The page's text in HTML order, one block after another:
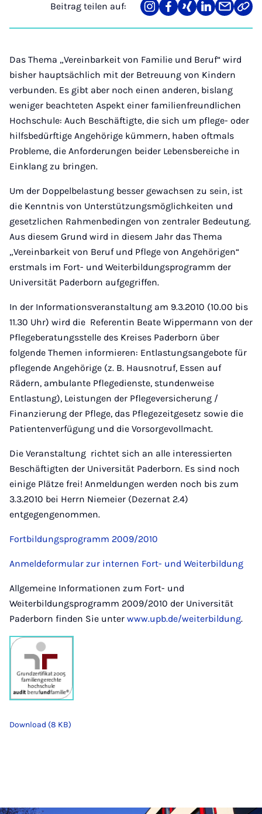
Beitrag teilen auf:
Teilen
auf
Teilen
auf
Teilen
auf
Teilen
auf
Teilen
über
Mail
Link
Das Thema „Vereinbarkeit von Familie und Beruf“ wird
bisher hauptsächlich mit der Betreuung von Kindern
verbunden. Es gibt aber noch einen anderen, bislang
weniger beachteten Aspekt einer familienfreundlichen
Hochschule: Auch Beschäftigte, die sich um pflege- oder
hilfsbedürftige Angehörige kümmern, haben oftmals
Probleme, die Anforderungen beider Lebensbereiche in
Einklang zu bringen.
Um der Doppelbelastung besser gewachsen zu sein, ist
die Kenntnis von Unterstützungsmöglichkeiten und
gesetzlichen Rahmenbedingen von zentraler Bedeutung.
Aus diesem Grund wird in diesem Jahr das Thema
„Vereinbarkeit von Beruf und Pflege von Angehörigen“
erstmals im Fort- und Weiterbildungsprogramm der
Universität Paderborn aufgegriffen.
In der Informationsveranstaltung am 9.3.2010 (10.00 bis
11.30 Uhr) wird die Referentin Beate Wippermann von der
Pflegeberatungsstelle des Kreises Paderborn über
folgende Themen informieren: Entlastungsangebote für
pflegende Angehörige (z. B. Hausnotruf, Essen auf
Rädern, ambulante Pflegedienste, stundenweise
Entlastung), Leistungen der Pflegeversicherung /
Finanzierung der Pflege, das Pflegezeitgesetz sowie die
Patientenverfügung und die Vorsorgevollmacht.
Die Veranstaltung richtet sich an alle interessierten
Beschäftigten der Universität Paderborn. Es sind noch
einige Plätze frei! Anmeldungen werden noch bis zum
3.3.2010 bei Herrn Niemeier (Dezernat 2.4)
entgegengenommen.
Fortbildungsprogramm 2009/2010
Anmeldeformular zur internen Fort- und Weiterbildung
Allgemeine Informationen zum Fort- und
Weiterbildungsprogramm 2009/2010 der Universität
Paderborn finden Sie unter www.upb.de/weiterbildung.
Download (8 KB)